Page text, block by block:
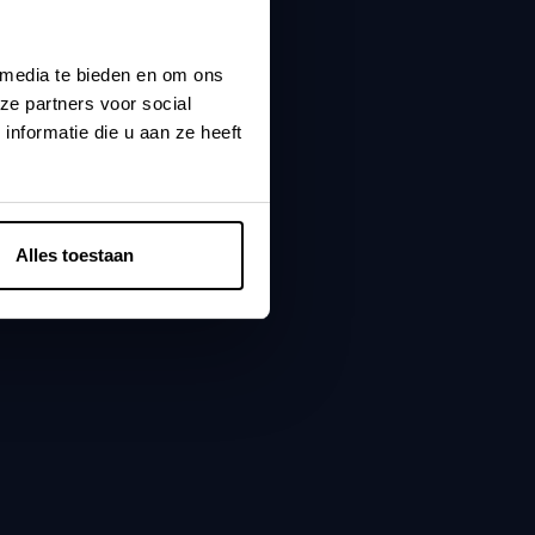
te bieden en om ons
partners voor social
die u aan ze heeft
Alles toestaan